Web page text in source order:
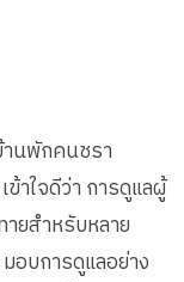
นพักคนชรา
าใจดีว่า การดูแลผู้
ยสำหรับหลาย
อบการดูแลอย่าง